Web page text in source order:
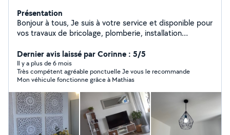
Présentation
Bonjour à tous, Je suis à votre service et disponible pour
vos travaux de bricolage, plomberie, installation
et transport de charges lourdes. Après trois maisons
d'expérience, je touche à tout et propose mes services
pour vous rendre service. Au plaisir de vous rencontrer.
Mathias
Dernier avis laissé par Corinne : 5/5
Il y a plus de 6 mois
Très compétent agréable ponctuelle Je vous le recommande
Mon véhicule fonctionne grâce à Mathias